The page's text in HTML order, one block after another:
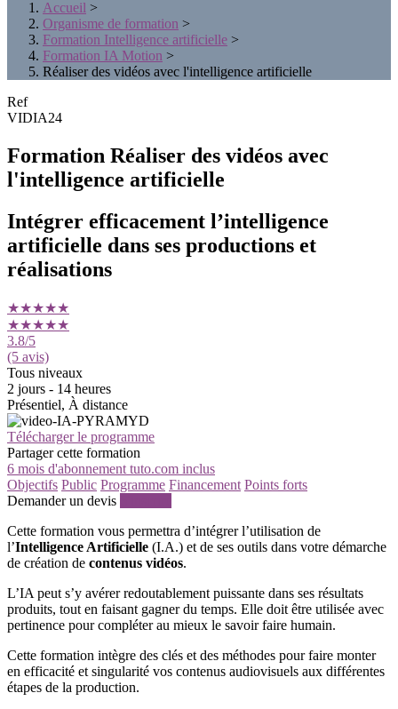
Accueil >
Organisme de formation >
Formation Intelligence artificielle >
Formation IA Motion >
Réaliser des vidéos avec l'intelligence artificielle
Ref
VIDIA24
Formation Réaliser des vidéos avec
l'intelligence artificielle
Intégrer efficacement l’intelligence
artificielle dans ses productions et
réalisations
★★★★★
★★★★★
3.8/5
(5 avis)
Tous niveaux
2 jours - 14 heures
Présentiel, À distance
Télécharger le programme
Partager cette formation
6 mois d'abonnement tuto.com inclus
Objectifs Public Programme Financement Points forts
Demander un devis
Cette formation vous permettra d’intégrer l’utilisation de
l’Intelligence Artificielle (I.A.) et de ses outils dans votre démarche
de création de contenus vidéos.
L’IA peut s’y avérer redoutablement puissante dans ses résultats
produits, tout en faisant gagner du temps. Elle doit être utilisée avec
pertinence pour compléter au mieux le savoir faire humain.
Cette formation intègre des clés et des méthodes pour faire monter
en efficacité et singularité vos contenus audiovisuels aux différentes
étapes de la production.